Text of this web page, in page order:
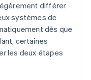
différer
systèmes de
dès que
certaines
les deux étapes